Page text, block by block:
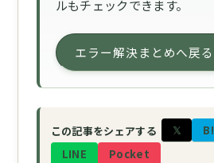
ルもチェックできます。
エラー解決まとめへ戻る
この記事をシェアする 𝕏 B!
LINE
Pocket